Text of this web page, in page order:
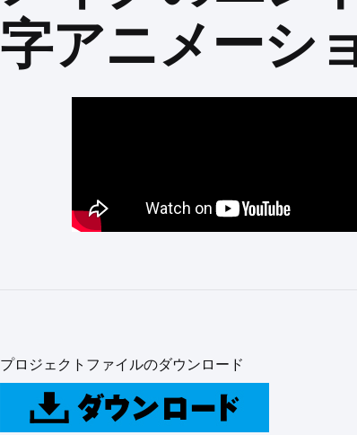
字アニメーシ
プロジェクトファイルのダウンロード